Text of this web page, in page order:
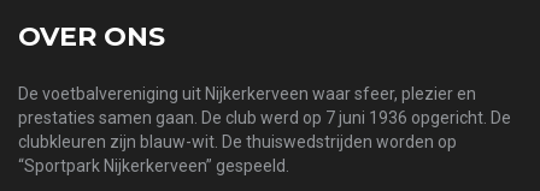
OVER ONS
De voetbalvereniging uit Nijkerkerveen waar sfeer, plezier en
prestaties samen gaan. De club werd op 7 juni 1936 opgericht. De
clubkleuren zijn blauw-wit. De thuiswedstrijden worden op
“Sportpark Nijkerkerveen” gespeeld.